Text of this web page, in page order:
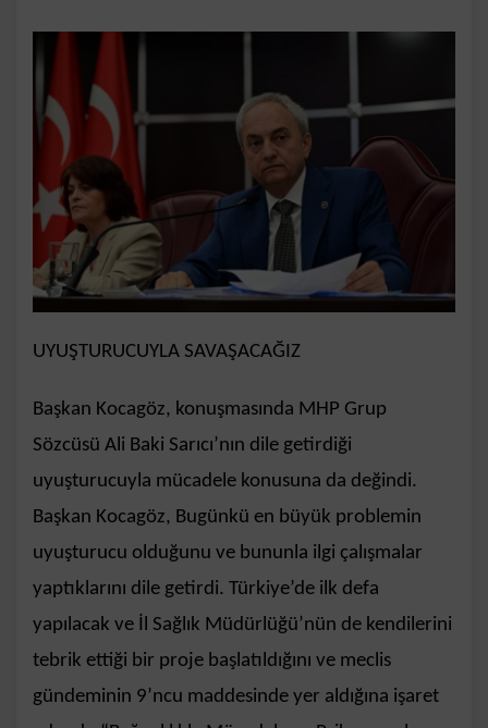
UYUŞTURUCUYLA SAVAŞACAĞIZ
Başkan Kocagöz, konuşmasında MHP Grup
Sözcüsü Ali Baki Sarıcı’nın dile getirdiği
uyuşturucuyla mücadele konusuna da değindi.
Başkan Kocagöz, Bugünkü en büyük problemin
uyuşturucu olduğunu ve bununla ilgi çalışmalar
yaptıklarını dile getirdi. Türkiye’de ilk defa
yapılacak ve İl Sağlık Müdürlüğü’nün de kendilerini
tebrik ettiği bir proje başlatıldığını ve meclis
gündeminin 9’ncu maddesinde yer aldığına işaret